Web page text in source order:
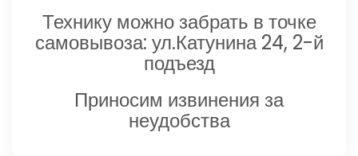
Технику можно забрать в точке
самовывоза: ул.Катунина 24, 2-й
подъезд
Приносим извинения за
неудобства